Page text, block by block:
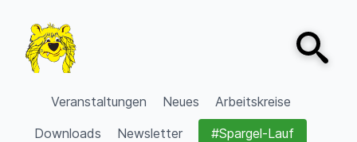
VVV Burgdorf
Veranstaltungen Neues
Arbeitskreise
Downloads
Newsletter #Spargel-Lauf
Open